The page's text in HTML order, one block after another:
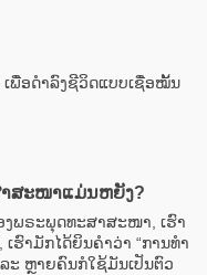
ພື່ອດຳລົງຊີວິດແບບເຊື່ອໝັ້ນ
ສະໜາແມ່ນຫຍັງ?
ງພຣະພຸດທະສາສະໜາ, ເຮົາ
ເຮົາມັກໄດ້ຍິນຄຳວ່າ “ການທຳ
ະ ຫຼາຍຄົນກໍໃຊ້ມັນເປັນຕົວ